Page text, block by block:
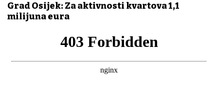
Grad Osijek: Za aktivnosti kvartova 1,1
milijuna eura